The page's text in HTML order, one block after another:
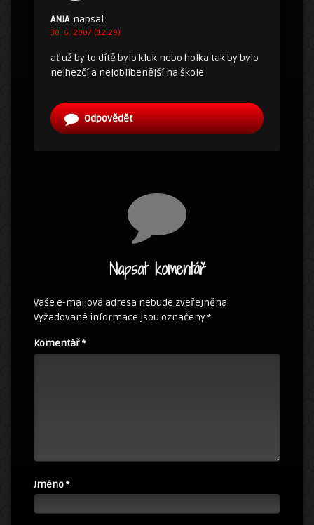
ANJA napsal:
30. 6. 2007 (12:29)
ať už by to dítě bylo kluk nebo holka tak by bylo
nejhezčí a nejoblíbenější na škole
Odpovědět
Napsat komentář
Vaše e-mailová adresa nebude zveřejněna.
Vyžadované informace jsou označeny*
Komentář*
Jméno*